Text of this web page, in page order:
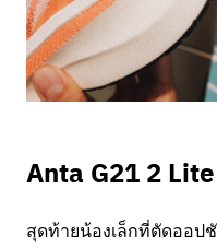
Anta G21 2 Lite
สุดท้ายน้องเล็กที่ตัดออป